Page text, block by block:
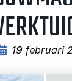
19 februari